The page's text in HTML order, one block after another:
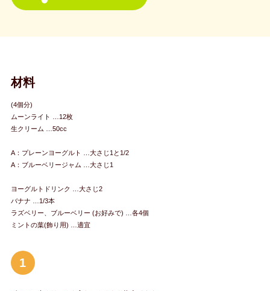
材料
(4個分)
ムーンライト …12枚
生クリーム …50cc
A：プレーンヨーグルト …大さじ1と1/2
A：ブルーベリージャム …大さじ1
ヨーグルトドリンク …大さじ2
バナナ …1/3本
ラズベリー、ブルーベリー (お好みで) …各4個
ミントの葉(飾り用) …適宜
1